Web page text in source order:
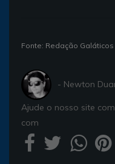
Fonte: Redação Galáticos
- Newton
Ajude o nosso site
com